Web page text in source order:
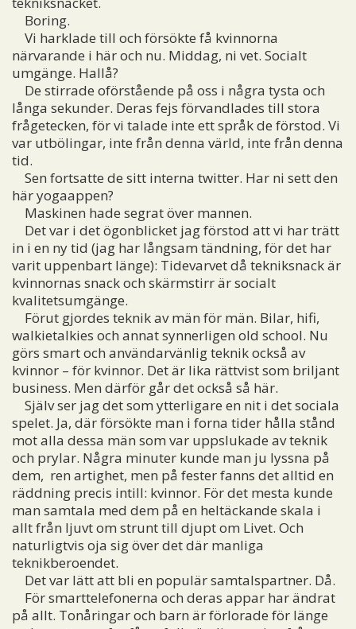
Boring.
Vi harklade till och försökte få kvinnorna
närvarande i här och nu. Middag, ni vet. Socialt
umgänge. Hallå?
De stirrade oförstående på oss i några tysta och
långa sekunder. Deras fejs förvandlades till stora
frågetecken, för vi talade inte ett språk de förstod. Vi
var utbölingar, inte från denna värld, inte från denna
tid.
Sen fortsatte de sitt interna twitter. Har ni sett den
här yogaappen?
Maskinen hade segrat över mannen.
Det var i det ögonblicket jag förstod att vi har trätt
in i en ny tid (jag har långsam tändning, för det har
varit uppenbart länge): Tidevarvet då tekniksnack är
kvinnornas snack och skärmstirr är socialt
kvalitetsumgänge.
Förut gjordes teknik av män för män. Bilar, hifi,
walkietalkies och annat synnerligen old school. Nu
görs smart och användarvänlig teknik också av
kvinnor – för kvinnor. Det är lika rättvist som briljant
business. Men därför går det också så här.
Själv ser jag det som ytterligare en nit i det sociala
spelet. Ja, där försökte man i forna tider hålla stånd
mot alla dessa män som var uppslukade av teknik
och prylar. Några minuter kunde man ju lyssna på
dem, ren artighet, men på fester fanns det alltid en
räddning precis intill: kvinnor. För det mesta kunde
man samtala med dem på en heltäckande skala i
allt från ljuvt om strunt till djupt om Livet. Och
naturligtvis oja sig över det där manliga
teknikberoendet.
Det var lätt att bli en populär samtalspartner. Då.
För smarttelefonerna och deras appar har ändrat
på allt. Tonåringar och barn är förlorade för länge